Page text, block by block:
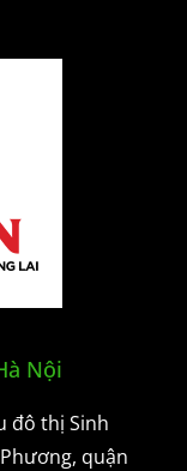
Nội
đô thị Sinh
quận